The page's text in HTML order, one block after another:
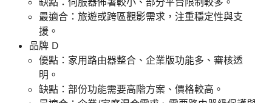
最適合：旅遊或跨區觀影需求，注重穩定性與支
援。
品牌 D
優點：家用路由器整合、企業版功能多、審核透
明。
缺點：部份功能需要高階方案、價格較高。